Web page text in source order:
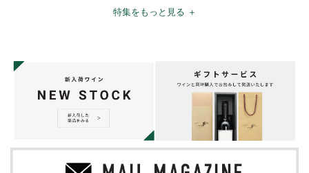
特集をもっと見る ＋